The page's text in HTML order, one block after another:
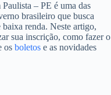
– PE é uma das
brasileiro que busca
renda. Neste artigo,
sua inscrição, como fazer o
os boletos e as novidades